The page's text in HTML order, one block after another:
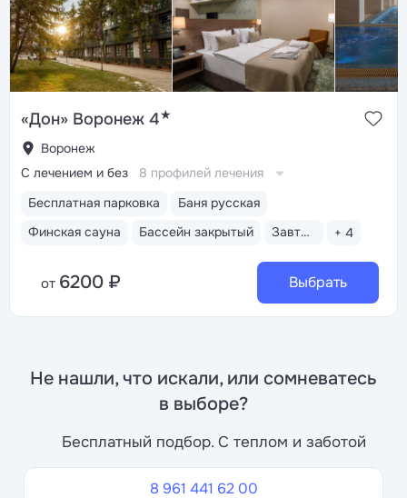
«Дон» Воронеж 4★
Воронеж
Бесплатная парковка
Баня русская
Финская сауна
Бассейн закрытый Завтрак «шведский стол» + 4
С лечением и без 8 профилей лечения
от 6200 ₽ Выбрать
Не нашли, что искали, или сомневатесь
в выборе?
Бесплатный подбор. С теплом и заботой
8 961 441 62 00